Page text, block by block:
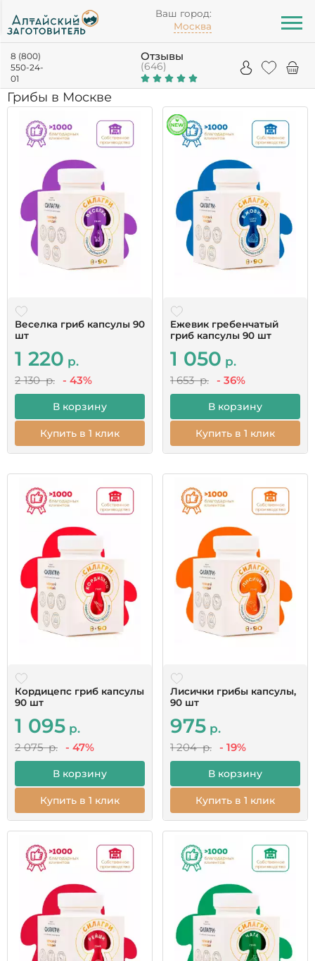
Ваш город:
Москва
8 (800)
550-24-
01
Отзывы
(646)
Грибы в Москве
Веселка гриб капсулы 90
шт
1 220р.
2 130 р. - 43%
В корзину
Купить в 1 клик
Ежевик гребенчатый
гриб капсулы 90 шт
1 050р.
1 653 р. - 36%
В корзину
Купить в 1 клик
Кордицепс гриб капсулы
90 шт
1 095р.
2 075 р. - 47%
В корзину
Купить в 1 клик
Лисички грибы капсулы,
90 шт
975р.
1 204 р. - 19%
В корзину
Купить в 1 клик